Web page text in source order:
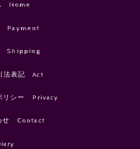
Home
Payment
Shipping
法表記 Act
リシー Privacy
せ Contact